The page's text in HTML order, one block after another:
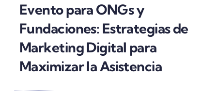
Evento para ONGs y
Fundaciones: Estrategias de
Marketing Digital para
Maximizar la Asistencia